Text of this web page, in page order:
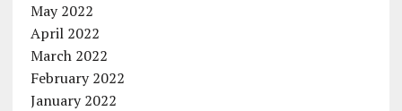
May 2022
April 2022
March 2022
February 2022
January 2022